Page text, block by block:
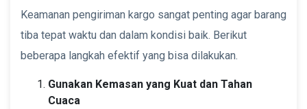
Keamanan pengiriman kargo sangat penting agar barang
tiba tepat waktu dan dalam kondisi baik. Berikut
beberapa langkah efektif yang bisa dilakukan.
Gunakan Kemasan yang Kuat dan Tahan
Cuaca